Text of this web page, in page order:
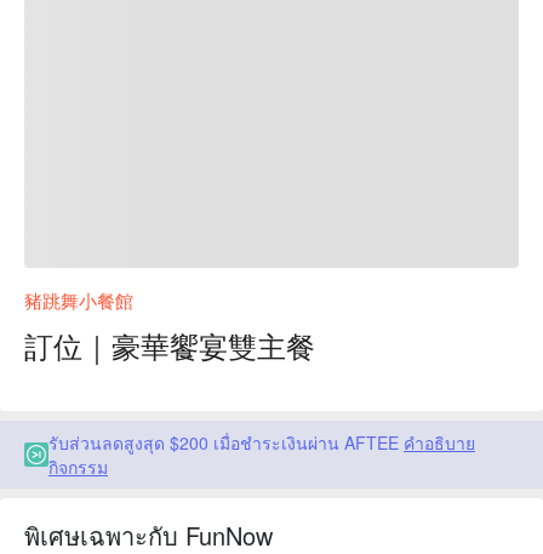
豬跳舞小餐館
訂位｜豪華饗宴雙主餐
รับส่วนลดสูงสุด $200 เมื่อชำระเงินผ่าน AFTEE คำอธิบาย
กิจกรรม
พิเศษเฉพาะกับ FunNow